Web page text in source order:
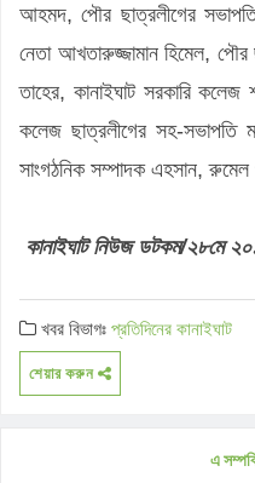
আহমদ, পৌর ছাত্রলীগের
নেতা আখতারুজ্জামান হিমেল,
তাহের, কানাইঘাট সরকারি কলেজ
কলেজ ছাত্রলীগের সহ-সভাপতি
সাংগঠনিক সম্পাদক এহসান,
কানাইঘাট নিউজ ডটকম/২৮মে
খবর বিভাগঃপ্রতিদিনের কানাইঘাট
শেয়ার করুন
এ